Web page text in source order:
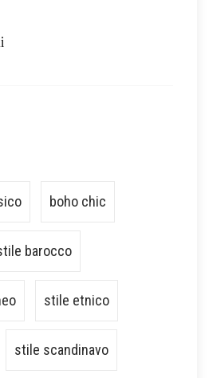
boho chic
barocco
stile etnico
stile scandinavo